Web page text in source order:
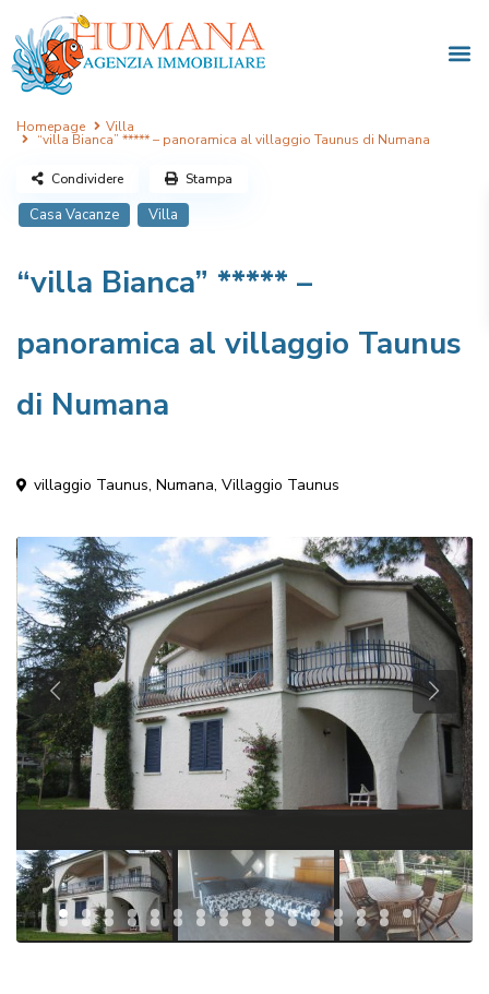
Homepage Villa
“villa Bianca” ***** – panoramica al villaggio Taunus di Numana
Casa Vacanze Villa
“villa Bianca” ***** –
panoramica al villaggio Taunus
di Numana
villaggio Taunus,Numana,Villaggio Taunus
Condividere Stampa